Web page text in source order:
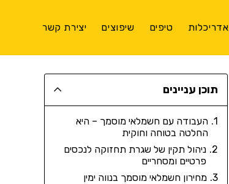
אדריכלות טיפים שיפוצים יצירת קשר
תוכן עניינים
העבודה עם חשמלאי מוסמך – היא
החלטה בטוחה וחוקית
ניהול תקין של שגרת תחזוקה לנכסים
פרטיים ומסחריים
מחירון חשמלאי מוסמך בנווה ימין